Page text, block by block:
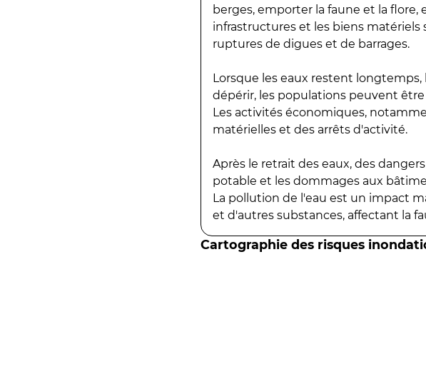
berges, emporter la faune et la
infrastructures et les biens matériels
ruptures de digues et de barrages.
Lorsque les eaux restent
dépérir, les populations peuvent
Les activités économiques,
matérielles et des arrêts d'activité.
Après le retrait des eaux, des
potable et les dommages aux
La pollution de l'eau est un impact
et d'autres substances, affectant la
Cartographie des risques